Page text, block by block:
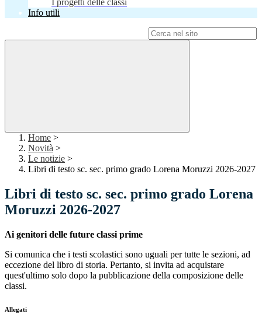
I progetti delle classi
Info utili
Home >
Novità >
Le notizie >
Libri di testo sc. sec. primo grado Lorena Moruzzi 2026-2027
Libri di testo sc. sec. primo grado Lorena
Moruzzi 2026-2027
Ai genitori delle future classi prime
Si comunica che i testi scolastici sono uguali per tutte le sezioni, ad
eccezione del libro di storia. Pertanto, si invita ad acquistare
quest'ultimo solo dopo la pubblicazione della composizione delle
classi.
Allegati